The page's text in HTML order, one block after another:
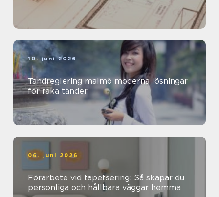
10. juni 2026
Tandreglering malmö moderna lösningar
för raka tänder
06. juni 2026
Förarbete vid tapetsering: Så skapar du
personliga och hållbara väggar hemma